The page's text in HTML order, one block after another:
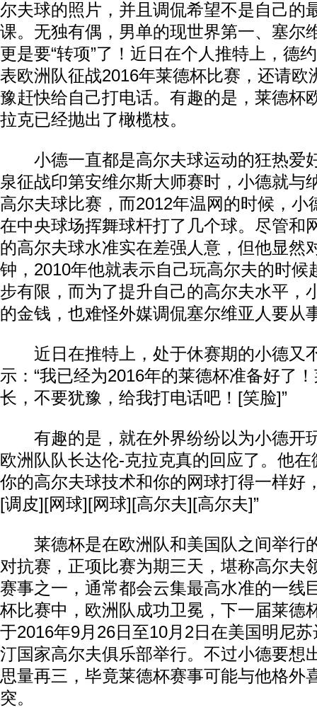
尔夫球的照片，并且调侃希望不是自己的
课。无独有偶，男单的现世界第一、塞尔
更是要“转项”了！近日在个人推特上，德
表欧洲队征战2016年莱德杯比赛，还请欧
豫赶快给自己打电话。有趣的是，莱德杯
拉克已经抛出了橄榄枝。
小德一直都是高尔夫球运动的狂热爱
泉征战印第安维尔斯大师赛时，小德就与
高尔夫球比赛，而2012年温网的时候，小
在中央球场挥舞球杆打了几个球。尽管和
的高尔夫球水准实在差强人意，但他显然
钟，2010年他就表示自己玩高尔夫的时候
步有限，而为了提升自己的高尔夫水平，
的金钱，也难怪外媒调侃塞尔维亚人要从
近日在推特上，处于休赛期的小德又
示：“我已经为2016年的莱德杯准备好了
长，不要犹豫，给我打电话吧！[笑脸]”
有趣的是，就在外界纷纷以为小德开
欧洲队队长达伦-克拉克真的回应了。他在
你的高尔夫球技术和你的网球打得一样好
[调皮][网球][网球][高尔夫][高尔夫]”
莱德杯是在欧洲队和美国队之间举行
对抗赛，正项比赛为期三天，堪称高尔夫
赛事之一，通常都会云集最高水准的一线
杯比赛中，欧洲队成功卫冕，下一届莱德
于2016年9月26日至10月2日在美国明尼
汀国家高尔夫俱乐部举行。不过小德要想
思量再三，毕竟莱德杯赛事可能与他格外
突。
动物系恋人啊 | 钟欣潼体验爱情哲学 南